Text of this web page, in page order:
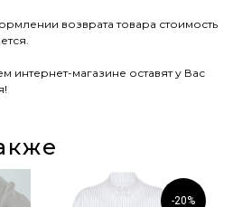
возврата товара стоимость
интернет-магазине оставят у Вас
-20%